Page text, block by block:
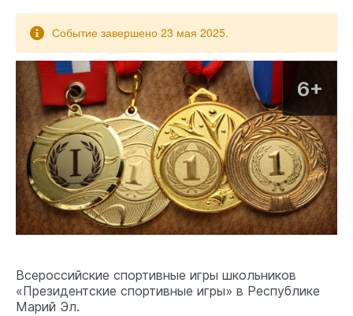
Событие завершено 23 мая 2025.
6+
Всероссийские спортивные игры школьников
«Президентские спортивные игры» в Республике
Марий Эл.